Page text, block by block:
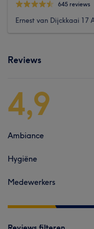
645 reviews
Ernest van Dijckkaai 17
Reviews
4,9
Ambiance
Hygiëne
Medewerkers